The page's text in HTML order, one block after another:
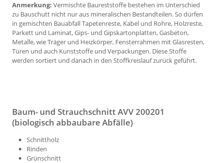
Anmerkung: Vermischte Baureststoffe bestehen im Unterschied
zu Bauschutt nicht nur aus mineralischen Bestandteilen. So dürfen
in gemischten Bauabfall Tapetenreste, Kabel und Rohre, Holzreste,
Parkett und Laminat, Gips- und Gipskartonplatten, Gasbeton,
Metalle, wie Träger und Heizkörper, Fensterrahmen mit Glasresten,
Türen und auch Kunststoffe und Verpackungen. Diese Stoffe
werden sortiert und danach in den Stoffkreislauf zurück geführt.
Baum- und Strauchschnitt AVV 200201
(biologisch abbaubare Abfälle)
Schnittholz
Rinden
Grünschnitt